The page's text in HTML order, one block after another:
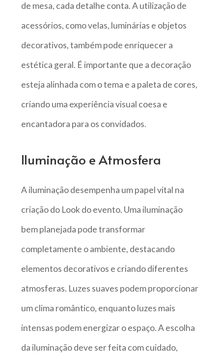
de mesa, cada detalhe conta. A utilização de
acessórios, como velas, luminárias e objetos
decorativos, também pode enriquecer a
estética geral. É importante que a decoração
esteja alinhada com o tema e a paleta de cores,
criando uma experiência visual coesa e
encantadora para os convidados.
Iluminação e Atmosfera
A iluminação desempenha um papel vital na
criação do Look do evento. Uma iluminação
bem planejada pode transformar
completamente o ambiente, destacando
elementos decorativos e criando diferentes
atmosferas. Luzes suaves podem proporcionar
um clima romântico, enquanto luzes mais
intensas podem energizar o espaço. A escolha
da iluminação deve ser feita com cuidado,